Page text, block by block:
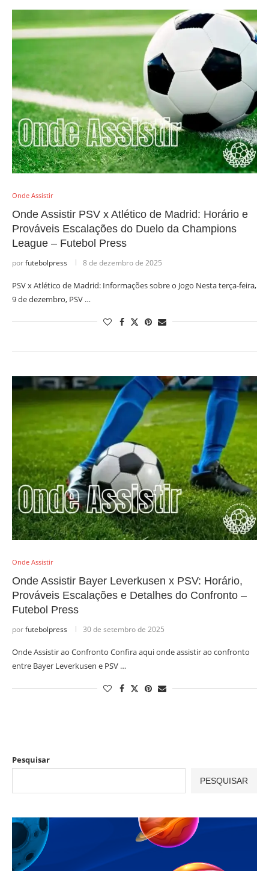
Onde Assistir
Onde Assistir PSV x Atlético de Madrid: Horário e
Prováveis Escalações do Duelo da Champions
League – Futebol Press
porfutebolpress 8 de dezembro de 2025
PSV x Atlético de Madrid: Informações sobre o Jogo Nesta terça-feira,
9 de dezembro, PSV …
Onde Assistir
Onde Assistir Bayer Leverkusen x PSV: Horário,
Prováveis Escalações e Detalhes do Confronto –
Futebol Press
porfutebolpress 30 de setembro de 2025
Onde Assistir ao Confronto Confira aqui onde assistir ao confronto
entre Bayer Leverkusen e PSV …
Pesquisar
PESQUISAR